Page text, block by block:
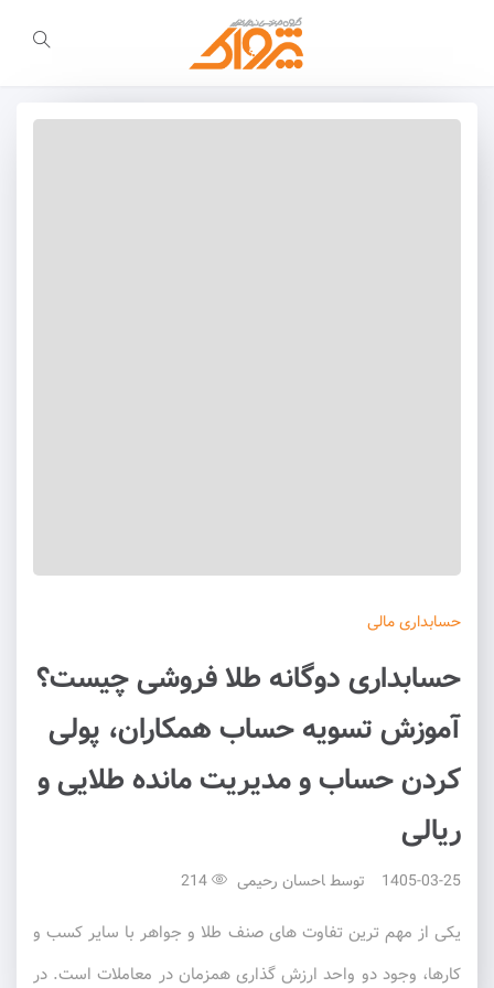
حسابداریمالی
حسابداری دوگانه طلا فروشی چیست؟
آموزش تسویه حساب همکاران، پولی
کردن حساب و مدیریت مانده طلایی و
ریالی
1405-03-25 توسط احسان رحیمی
یکی از مهم ترین تفاوت های صنف طلا و جواهر با سایر کسب و
کارها، وجود دو واحد ارزش گذاری همزمان در معاملات است. در